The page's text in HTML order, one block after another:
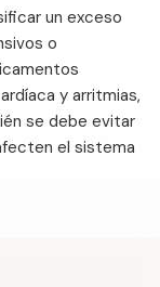
un exceso
o
y arritmias,
se debe evitar
el sistema